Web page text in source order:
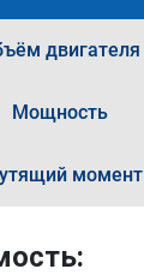
двигателя
Мощность
момент